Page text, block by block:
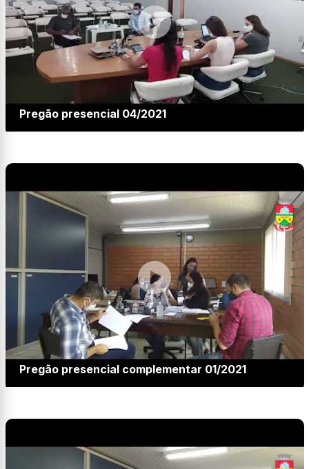
Pregão presencial 04/2021
Pregão presencial complementar 01/2021